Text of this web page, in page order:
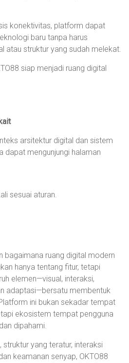
konektivitas, platform dapat
baru tanpa harus
atau struktur yang sudah melekat.
siap menjadi ruang digital
arsitektur digital dan sistem
dapat mengunjungi halaman
sesuai aturan.
bagaimana ruang digital modern
hanya tentang fitur, tetapi
elemen—visual, interaksi,
adaptasi—bersatu membentuk
ini bukan sekadar tempat
ekosistem tempat pengguna
dipahami.
struktur yang teratur, interaksi
keamanan senyap, OKTO88